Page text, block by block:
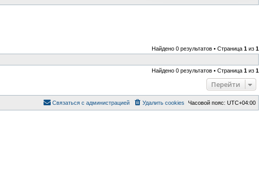
Найдено 0 результатов • Страница 1 из 1
Найдено 0 результатов • Страница 1 из 1
Перейти
Часовой пояс: UTC+04:00
Удалить cookies
Связаться с администрацией